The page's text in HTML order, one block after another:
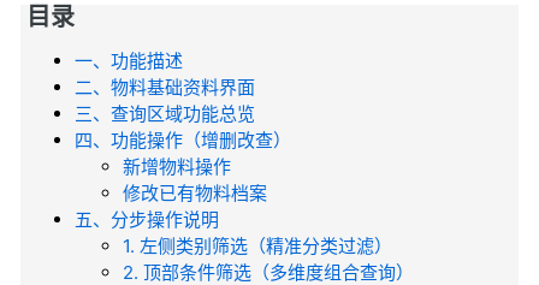
目录
一、功能描述
二、物料基础资料界面
三、查询区域功能总览
四、功能操作（增删改查）
新增物料操作
修改已有物料档案
五、分步操作说明
1. 左侧类别筛选（精准分类过滤）
2. 顶部条件筛选（多维度组合查询）